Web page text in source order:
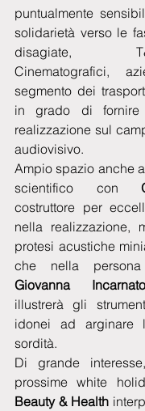
puntualmente
solidarietà verso le
disagiate,
Cinematografici,
segmento dei
in grado di
realizzazione sul
audiovisivo.
Ampio spazio anche
scientifico con
costruttore per
nella realizzazione,
protesi acustiche
Giovanna
illustrerà gli
idonei ad arginare
sordità.
Di grande
Beauty & Health